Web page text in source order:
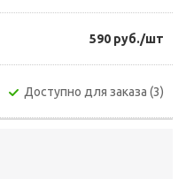
590 руб./шт
Доступно для заказа (3)